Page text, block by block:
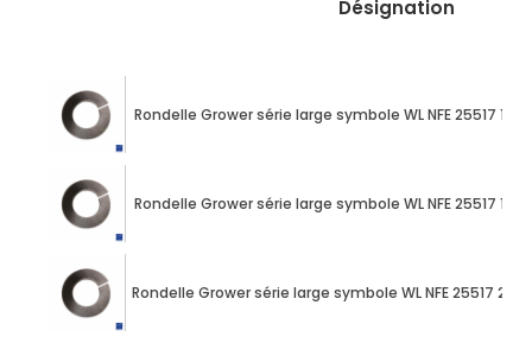
Désignation
Rondelle Grower série large symbole WL NFE 25517
Rondelle Grower série large symbole WL NFE 25517
Rondelle Grower série large symbole WL NFE 25517